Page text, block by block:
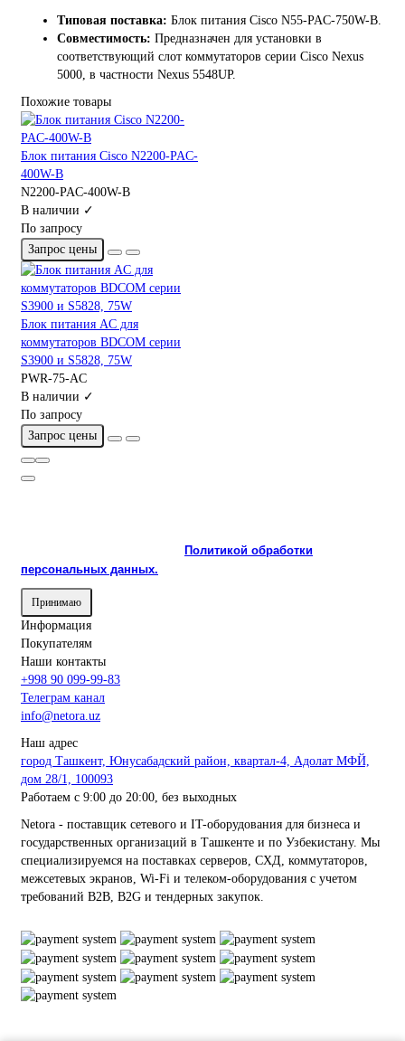
Типовая поставка: Блок питания Cisco N55-PAC-750W-B.
Совместимость: Предназначен для установки в
соответствующий слот коммутаторов серии Cisco Nexus
5000, в частности Nexus 5548UP.
Похожие товары
Блок питания Cisco N2200-PAC-
400W-B
N2200-PAC-400W-B
В наличии ✓
По запросу
Запрос цены
Блок питания AC для
коммутаторов BDCOM серии
S3900 и S5828, 75W
PWR-75-AC
В наличии ✓
По запросу
Запрос цены
Политикой обработки
персональных данных.
Принимаю
Информация
Покупателям
Наши контакты
+998 90 099-99-83
Телеграм канал
info@netora.uz
Наш адрес
город Ташкент, Юнусабадский район, квартал-4, Адолат МФЙ,
дом 28/1, 100093
Работаем с 9:00 до 20:00, без выходных
Netora - поставщик сетевого и IT-оборудования для бизнеса и
государственных организаций в Ташкенте и по Узбекистану. Мы
специализируемся на поставках серверов, СХД, коммутаторов,
межсетевых экранов, Wi-Fi и телеком-оборудования с учетом
требований B2B, B2G и тендерных закупок.